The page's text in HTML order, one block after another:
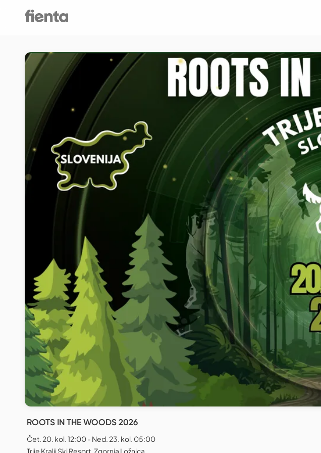
ROOTS IN THE WOODS 2026
Čet. 20. kol. 12:00 - Ned. 23. kol. 05:00
Trije Kralji Ski Resort, Zgornja Ložnica